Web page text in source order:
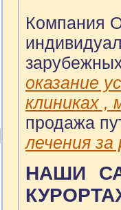
Компания
оказание
клиниках ,
продажа
лечения
НАШИ